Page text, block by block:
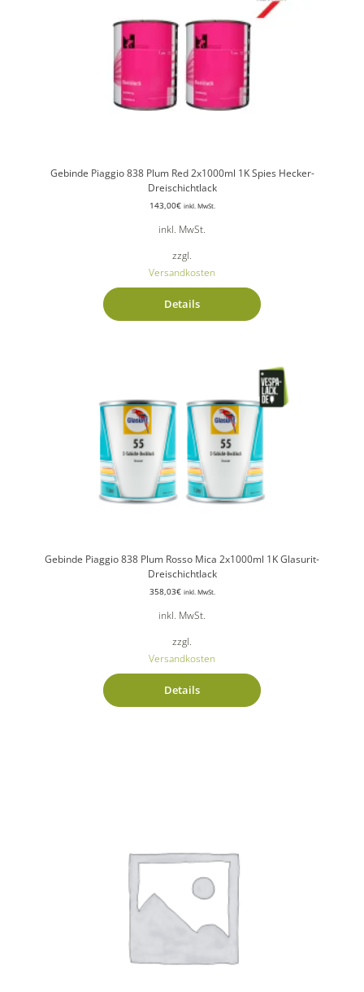
Gebinde Piaggio 838 Plum Red 2x1000ml 1K Spies Hecker-
Dreischichtlack
143,00€ inkl. MwSt.
inkl. MwSt.
zzgl.
Versandkosten
Details
Gebinde Piaggio 838 Plum Rosso Mica 2x1000ml 1K Glasurit-
Dreischichtlack
358,03€ inkl. MwSt.
inkl. MwSt.
zzgl.
Versandkosten
Details